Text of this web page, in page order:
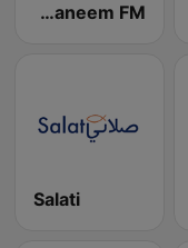
Taraneem FM
Salati